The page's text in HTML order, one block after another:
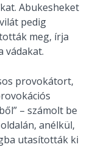
Abukesheket
pedig
meg, írja
vádakat.
provokátort,
– számolt be
anélkül,
utasították ki